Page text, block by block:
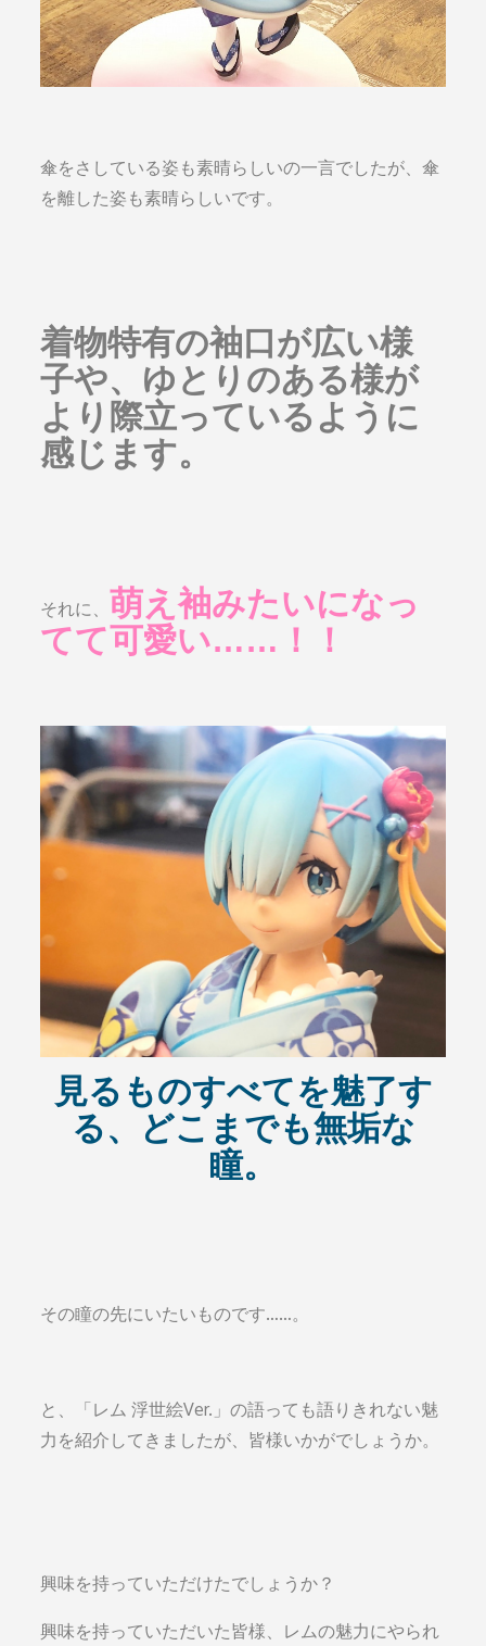
傘をさしている姿も素晴らしいの一言でしたが、傘
を離した姿も素晴らしいです。
着物特有の袖口が広い様
子や、ゆとりのある様が
より際立っているように
感じます。
それに、 萌え袖みたいになっ
てて可愛い……！！
見るものすべてを魅了す
る、どこまでも無垢な
瞳。
その瞳の先にいたいものです……。
と、「レム 浮世絵Ver.」の語っても語りきれない魅
力を紹介してきましたが、皆様いかがでしょうか。
興味を持っていただけたでしょうか？
興味を持っていただいた皆様、レムの魅力にやられ